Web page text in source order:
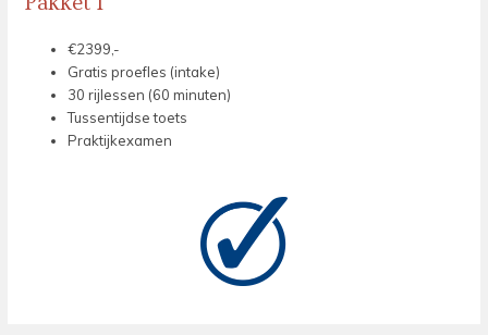
€2399,-
Gratis proefles (intake)
30 rijlessen (60 minuten)
Tussentijdse toets
Praktijkexamen